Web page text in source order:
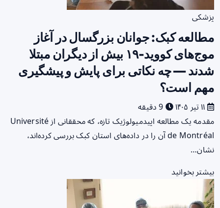
پزشکی
مطالعه کبک: جوانان بزرگسال در آغاز
موج‌های کووید-۱۹ بیش از دیگران مبتلا
شدند — چه نکاتی برای پایش و پیشگیری
مهم است؟
مقدمه یک مطالعه اپیدمیولوژیک تازه، که محققانی از Université
de Montréal آن را در داده‌های استان کبک بررسی کرده‌اند،
نشان…
بیشتر بخوانید